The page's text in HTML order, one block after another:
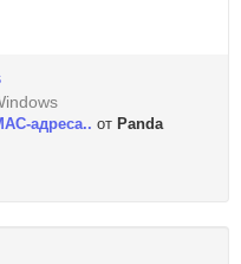
адреса.. от Panda